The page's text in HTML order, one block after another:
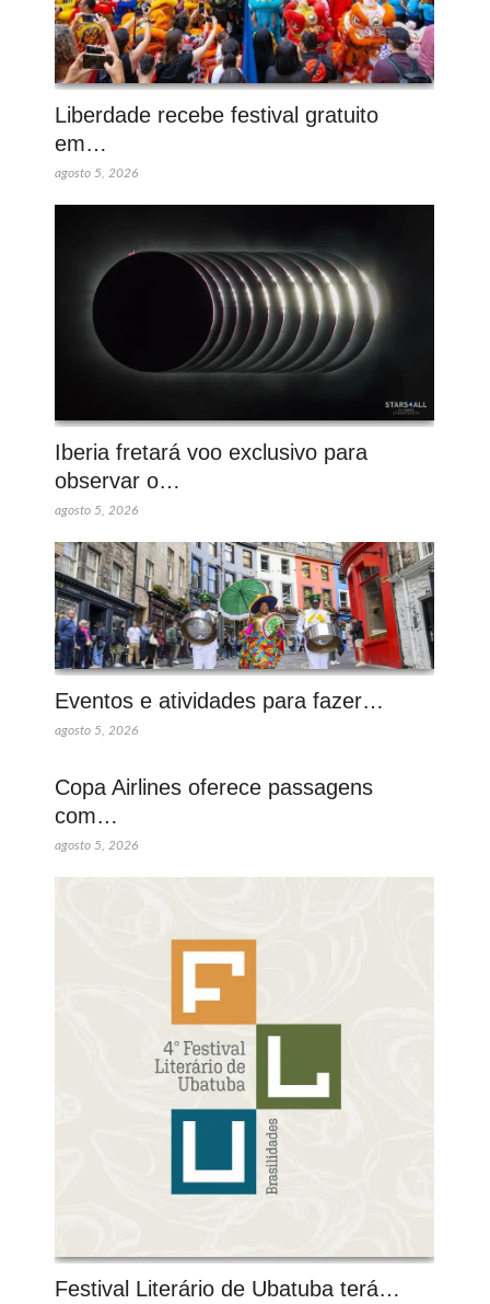
Liberdade recebe festival gratuito
em…
agosto 5, 2026
Iberia fretará voo exclusivo para
observar o…
agosto 5, 2026
Eventos e atividades para fazer…
agosto 5, 2026
Copa Airlines oferece passagens
com…
agosto 5, 2026
Festival Literário de Ubatuba terá…